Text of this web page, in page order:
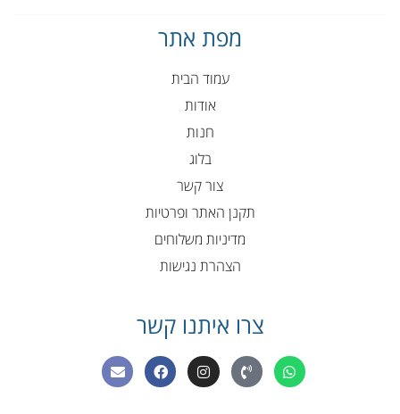
מפת אתר
עמוד הבית
אודות
חנות
בלוג
צור קשר
תקנן האתר ופרטיות
מדיניות משלוחים
הצהרת נגישות
צרו איתנו קשר
W
h
a
P
h
o
I
n
s
F
a
c
E
n
v